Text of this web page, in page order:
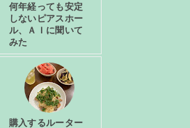
何年経っても安定
しないピアスホー
ル、ＡＩに聞いて
みた
購入するルーター